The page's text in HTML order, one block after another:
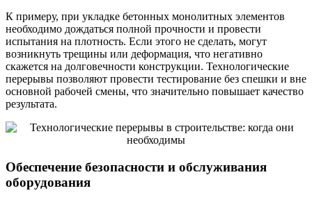
К примеру, при укладке бетонных монолитных элементов
необходимо дождаться полной прочности и провести
испытания на плотность. Если этого не сделать, могут
возникнуть трещины или деформация, что негативно
скажется на долговечности конструкции. Технологические
перерывы позволяют провести тестирование без спешки и вне
основной рабочей смены, что значительно повышает качество
результата.
Обеспечение безопасности и обслуживания
оборудования